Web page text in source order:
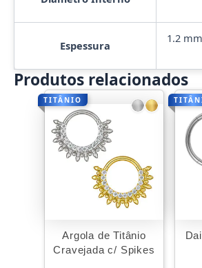
Espessura
1.2 mm
Produtos relacionados
TITÂNIO
Argola de Titânio
Cravejada c/ Spikes